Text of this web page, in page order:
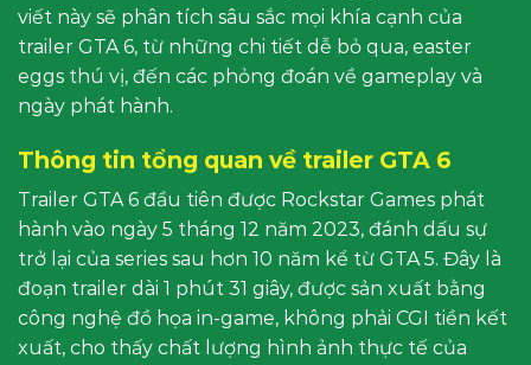
viết này sẽ phân tích sâu sắc mọi khía cạnh của
trailer GTA 6, từ những chi tiết dễ bỏ qua, easter
eggs thú vị, đến các phỏng đoán về gameplay và
ngày phát hành.
Thông tin tổng quan về trailer GTA 6
Trailer GTA 6 đầu tiên được Rockstar Games phát
hành vào ngày 5 tháng 12 năm 2023, đánh dấu sự
trở lại của series sau hơn 10 năm kể từ GTA 5. Đây là
đoạn trailer dài 1 phút 31 giây, được sản xuất bằng
công nghệ đồ họa in-game, không phải CGI tiền kết
xuất, cho thấy chất lượng hình ảnh thực tế của